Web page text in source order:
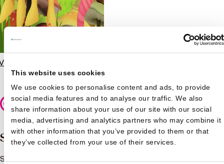
This website uses cookies
We use cookies to personalise content and ads, to provide
social media features and to analyse our traffic. We also
share information about your use of our site with our social
media, advertising and analytics partners who may combine it
with other information that you’ve provided to them or that
they’ve collected from your use of their services.
Maya de Bij
€6,99
Veilig betalen
Samenvatting
Studio 100 Maya de Bij verhalenboek 2